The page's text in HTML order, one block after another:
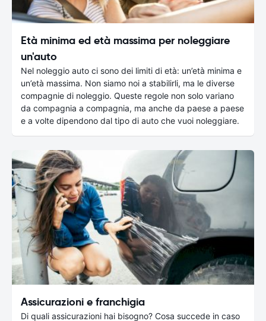
Età minima ed età massima per noleggiare
un'auto
Nel noleggio auto ci sono dei limiti di età: un’età minima e
un’età massima. Non siamo noi a stabilirli, ma le diverse
compagnie di noleggio. Queste regole non solo variano
da compagnia a compagnia, ma anche da paese a paese
e a volte dipendono dal tipo di auto che vuoi noleggiare.
Assicurazioni e franchigia
Di quali assicurazioni hai bisogno? Cosa succede in caso